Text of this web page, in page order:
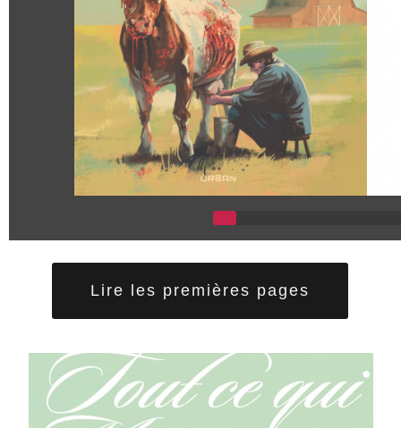
Lire les premières pages